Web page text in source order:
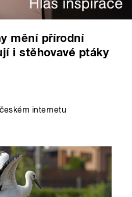
mění přírodní
i stěhovavé ptáky
internetu